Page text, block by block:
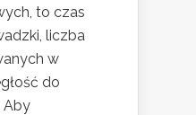
to czas
liczba
w
do
Aby